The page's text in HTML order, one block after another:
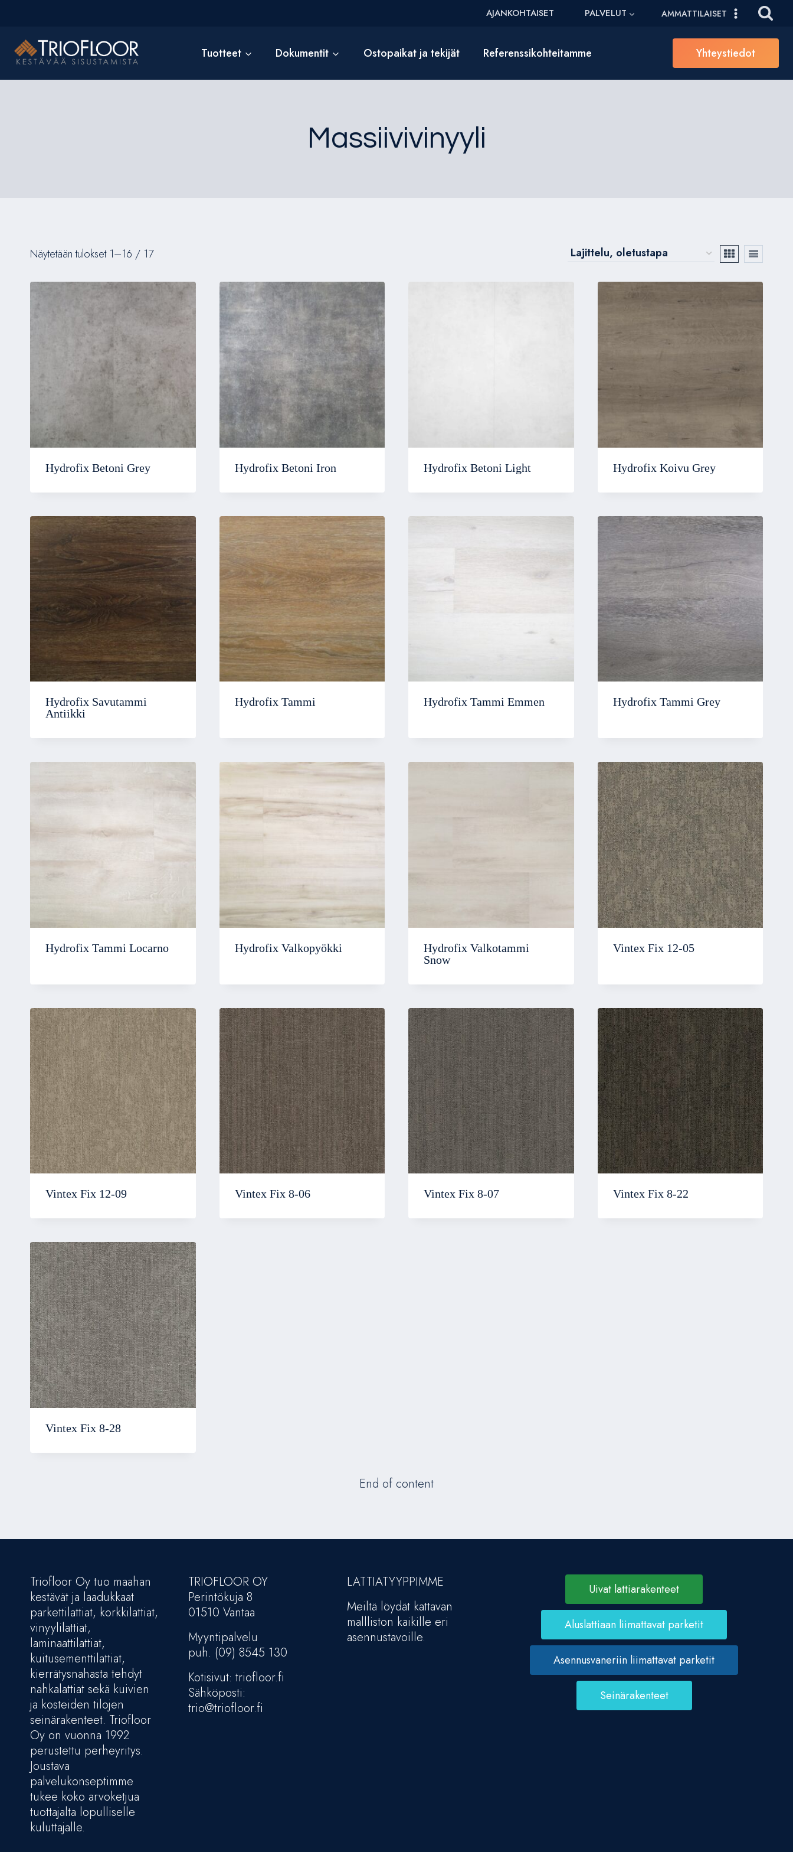
AJANKOHTAISET PALVELUT AMMATTILAISET
Tuotteet Dokumentit Ostopaikat ja tekijät Referenssikohteitamme Yhteystiedot
Massiivivinyyli
Näytetään tulokset 1–16 / 17
Hydrofix Betoni Grey Hydrofix Betoni Iron Hydrofix Betoni Light Hydrofix Koivu Grey
Hydrofix Savutammi
Antiikki
Hydrofix Tammi Hydrofix Tammi Emmen Hydrofix Tammi Grey
Hydrofix Tammi Locarno Hydrofix Valkopyökki
Hydrofix Valkotammi
Snow
Vintex Fix 12-05
Vintex Fix 12-09 Vintex Fix 8-06 Vintex Fix 8-07 Vintex Fix 8-22
Vintex Fix 8-28
End of content
Triofloor Oy tuo maahan
kestävät ja laadukkaat
parkettilattiat, korkkilattiat,
vinyylilattiat,
laminaattilattiat,
kuitusementtilattiat,
kierrätysnahasta tehdyt
nahkalattiat sekä kuivien
ja kosteiden tilojen
seinärakenteet. Triofloor
Oy on vuonna 1992
perustettu perheyritys.
Joustava
palvelukonseptimme
tukee koko arvoketjua
tuottajalta lopulliselle
kuluttajalle.
TRIOFLOOR OY
Perintökuja 8
01510 Vantaa
Myyntipalvelu
puh. (09) 8545 130
Kotisivut: triofloor.fi
Sähköposti:
trio@triofloor.fi
LATTIATYYPPIMME
Meiltä löydät kattavan
mallliston kaikille eri
asennustavoille.
Uivat lattiarakenteet
Aluslattiaan liimattavat parketit
Asennusvaneriin liimattavat parketit
Seinärakenteet